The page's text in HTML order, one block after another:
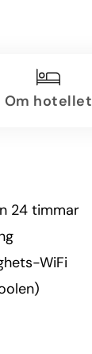
Om hotellet
24 timmar
WiFi